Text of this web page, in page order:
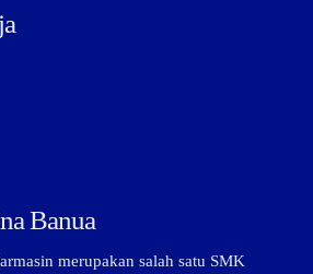
Banua
merupakan salah satu SMK